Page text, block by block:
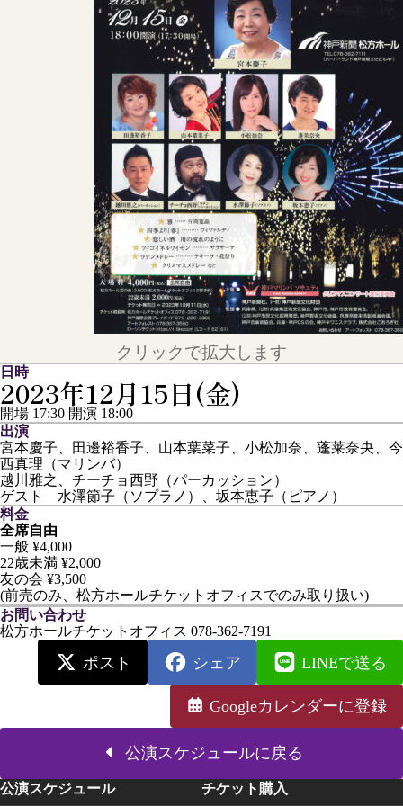
クリックで拡大します
日時
2023年12月15日(金)
開場 17:30 開演 18:00
出演
宮本慶子、田邊裕香子、山本葉菜子、小松加奈、蓬莱奈央、今
西真理（マリンバ）
越川雅之、チーチョ西野（パーカッション）
ゲスト 水澤節子（ソプラノ）、坂本恵子（ピアノ）
料金
全席自由
一般 ¥4,000
22歳未満 ¥2,000
友の会 ¥3,500
(前売のみ、松方ホールチケットオフィスでのみ取り扱い)
お問い合わせ
松方ホールチケットオフィス 078-362-7191
ポスト シェア LINEで送る
Googleカレンダーに登録
公演スケジュールに戻る
公演スケジュール チケット購入